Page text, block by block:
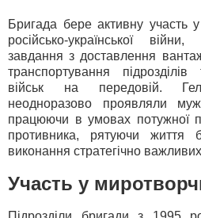
Бригада бере активну участь
російсько-української
завдання з доставлення
транспортування
військ на передовій.
неодноразово проявляли
працюючи в умовах потужної
противника, рятуючи життя
виконання стратегічно важливих
Участь у